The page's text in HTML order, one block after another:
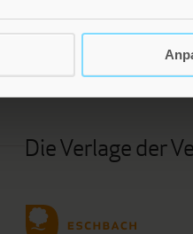
Die Verlage der